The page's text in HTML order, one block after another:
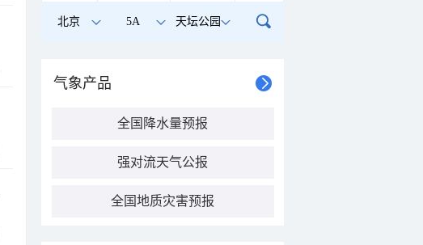
北京 5A 天坛公园
气象产品
全国降水量预报
强对流天气公报
全国地质灾害预报